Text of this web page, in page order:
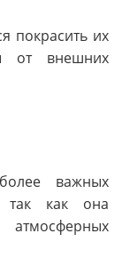
покрасить их
от внешних
важных
так как она